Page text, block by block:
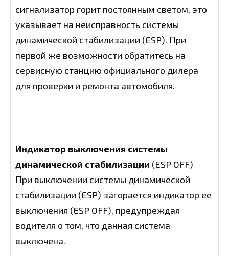
сигнализатор горит постоянным светом, это
указывает на неисправность системы
динамической стабилизации (ESP). При
первой же возможности обратитесь на
сервисную станцию официального дилера
для проверки и ремонта автомобиля.
Индикатор выключения системы
динамической стабилизации (ESP OFF)
При выключении системы динамической
стабилизации (ESP) загорается индикатор ее
выключения (ESP OFF), предупреждая
водителя о том, что данная система
выключена.